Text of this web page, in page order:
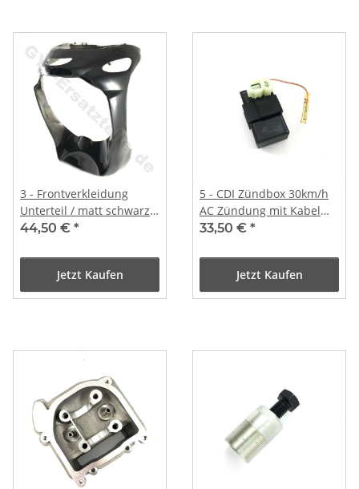
3 - Frontverkleidung
Unterteil / matt schwarz
(unlackiert)
44,50 € *
Jetzt Kaufen
5 - CDI Zündbox 30km/h
AC Zündung mit Kabel
DDE50DA-3
33,50 € *
Jetzt Kaufen